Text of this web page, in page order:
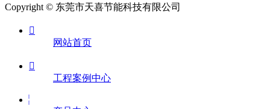
Copyright © 东莞市天喜节能科技有限公司

网站首页

工程案例中心